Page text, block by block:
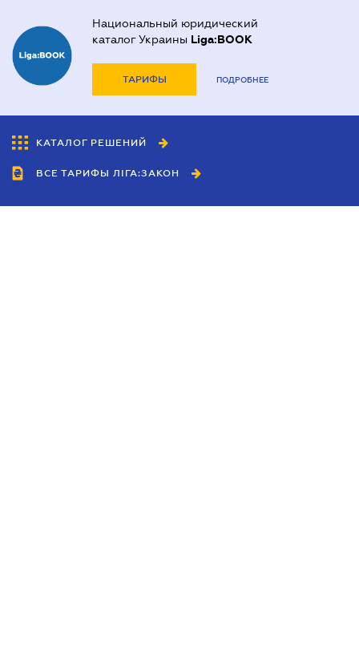
Национальный юридический
каталог Украины Liga:BOOK
ТАРИФЫ ПОДРОБНЕЕ
КАТАЛОГ РЕШЕНИЙ
ВСЕ ТАРИФЫ ЛІГА:ЗАКОН